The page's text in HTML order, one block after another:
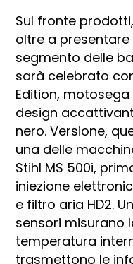
Sul fronte
oltre a presentare
segmento delle
sarà celebrato
Edition,
design
nero. Versione,
una delle
Stihl MS 500i,
iniezione
e filtro aria HD2.
sensori misurano
temperatura
trasmettono le